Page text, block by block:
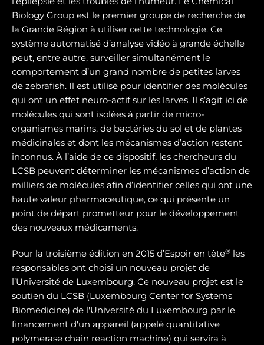
Biology Group est le premier groupe de recherche de
la Grande Région à utiliser cette technologie. Ce
système automatisé d’analyse vidéo à grande échelle
peut, entre autre, surveiller simultanément le
comportement d’un grand nombre de petites larves
de zebrafish. Il est utilisé pour identifier des molécules
qui ont un effet neuro-actif sur les larves. Il s’agit ici de
molécules qui sont isolées à partir de micro-
organismes marins, de bactéries du sol et de plantes
médicinales et dont les mécanismes d’action restent
inconnus. À l’aide de ce dispositif, les chercheurs du
LCSB peuvent déterminer les mécanismes d’action de
milliers de molécules afin d’identifier celles qui ont une
haute valeur pharmaceutique, ce qui présente un
point de départ prometteur pour le développement
des nouveaux médicaments.
Pour la troisième édition en 2015 d’Espoir en tête® les
responsables ont choisi un nouveau projet de
l’Université de Luxembourg. Ce nouveau projet est le
soutien du LCSB (Luxembourg Center for Systems
Biomedicine) de l'Université du Luxembourg par le
financement d'un appareil (appelé quantitative
polymerase chain reaction machine) qui servira à